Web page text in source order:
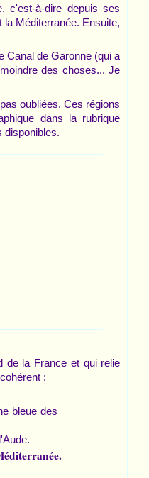
c'est-à-dire depuis ses
Méditerranée. Ensuite,
Canal de Garonne (qui a
des choses... Je
oubliées. Ces régions
dans la rubrique
disponibles.
de la France et qui relie
:
bleue des